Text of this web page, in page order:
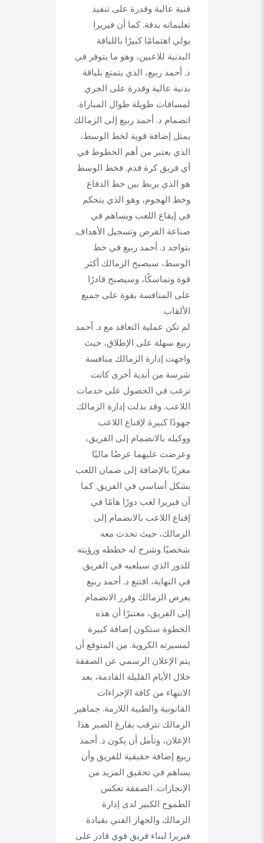
فنية عالية وقدرة على تنفيذ
تعليماته بدقة. كما أن فيريرا
يولي اهتمامًا كبيرًا باللياقة
البدنية للاعبين، وهو ما يتوفر في
د. أحمد ربيع، الذي يتمتع بلياقة
بدنية عالية وقدرة على الجري
لمسافات طويلة طوال المباراة.
انضمام د. أحمد ربيع إلى الزمالك
يمثل إضافة قوية لخط الوسط،
الذي يعتبر من أهم الخطوط في
أي فريق كرة قدم. فخط الوسط
هو الذي يربط بين خط الدفاع
وخط الهجوم، وهو الذي يتحكم
في إيقاع اللعب ويساهم في
صناعة الفرص وتسجيل الأهداف.
بتواجد د. أحمد ربيع في خط
الوسط، سيصبح الزمالك أكثر
قوة وتماسكًا، وسيصبح قادرًا
على المنافسة بقوة على جميع
الألقاب.
لم تكن عملية التعاقد مع د. أحمد
ربيع سهلة على الإطلاق، حيث
واجهت إدارة الزمالك منافسة
شرسة من أندية أخرى كانت
ترغب في الحصول على خدمات
اللاعب. وقد بذلت إدارة الزمالك
جهودًا كبيرة لإقناع اللاعب
ووكيله بالانضمام إلى الفريق،
وعرضت عليهما عرضًا ماليًا
مغريًا بالإضافة إلى ضمان اللعب
بشكل أساسي في الفريق. كما
أن فيريرا لعب دورًا هامًا في
إقناع اللاعب بالانضمام إلى
الزمالك، حيث تحدث معه
شخصيًا وشرح له خططه ورؤيته
للدور الذي سيلعبه في الفريق.
في النهاية، اقتنع د. أحمد ربيع
بعرض الزمالك وقرر الانضمام
إلى الفريق، معتبرًا أن هذه
الخطوة ستكون إضافة كبيرة
لمسيرته الكروية. من المتوقع أن
يتم الإعلان الرسمي عن الصفقة
خلال الأيام القليلة القادمة، بعد
الانتهاء من كافة الإجراءات
القانونية والطبية اللازمة. جماهير
الزمالك تترقب بفارغ الصبر هذا
الإعلان، وتأمل أن يكون د. أحمد
ربيع إضافة حقيقية للفريق وأن
يساهم في تحقيق المزيد من
الإنجازات. الصفقة تعكس
الطموح الكبير لدى إدارة
الزمالك والجهاز الفني بقيادة
فيريرا لبناء فريق قوي قادر على